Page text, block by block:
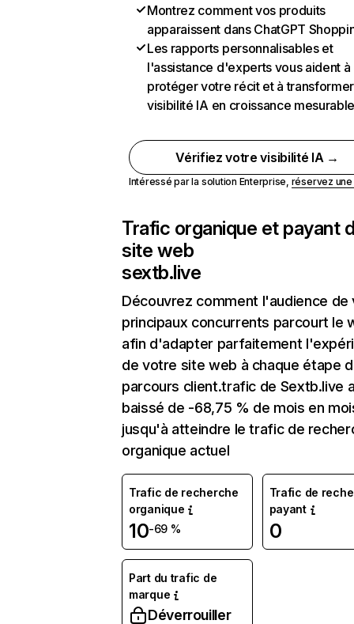
Montrez comment vos produits
apparaissent dans ChatGPT
Les rapports personnalisables et
l'assistance d'experts vous aident à
protéger votre récit et à
visibilité IA en croissance
Vérifiez votre visibilité IA →
Intéressé par la solution Enterprise, réservez
Trafic organique et payant
site web
sextb.live
Découvrez comment l'audience de
principaux concurrents parcourt le
afin d'adapter parfaitement
de votre site web à chaque étape
parcours client.trafic de Sextb.live
baissé de -68,75 % de mois en
jusqu'à atteindre le trafic de
organique actuel
Trafic de recherche
organique
10-69 %
Trafic de
payant
0
Part du trafic de
marque
Déverrouiller